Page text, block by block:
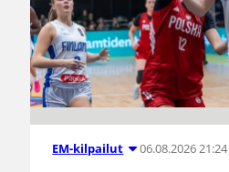
EM-kilpailut 06.08.2026 21:24